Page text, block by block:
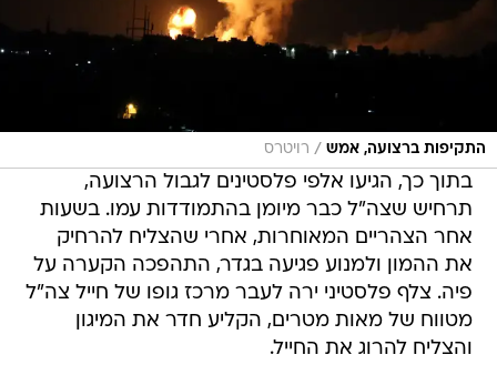
התקיפות ברצועה, אמש / רויטרס
בתוך כך, הגיעו אלפי פלסטינים לגבול הרצועה,
תרחיש שצה"ל כבר מיומן בהתמודדות עמו. בשעות
אחר הצהריים המאוחרות, אחרי שהצליח להרחיק
את ההמון ולמנוע פגיעה בגדר, התהפכה הקערה על
פיה. צלף פלסטיני ירה לעבר מרכז גופו של חייל צה"ל
מטווח של מאות מטרים, הקליע חדר את המיגון
והצליח להרוג את החייל.